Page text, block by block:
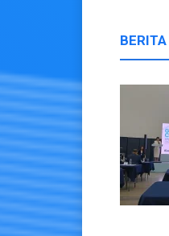
BERITA